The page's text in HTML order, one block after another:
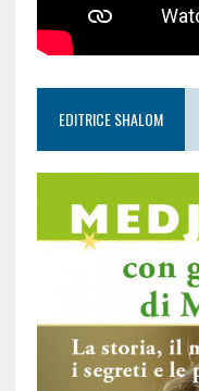
EDITRICE SHALOM